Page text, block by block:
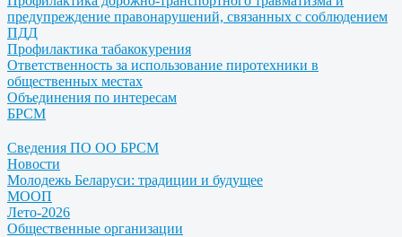
предупреждение правонарушений, связанных с соблюдением
ПДД
Профилактика табакокурения
Ответственность за использование пиротехники в
общественных местах
Объединения по интересам
БРСМ
Сведения ПО ОО БРСМ
Новости
Молодежь Беларуси: традиции и будущее
МООП
Лето-2026
Общественные организации